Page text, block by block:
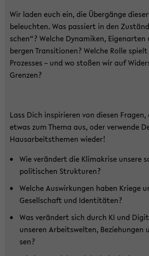
Wir laden euch ein, die Über­gän­ge
be­leuch­ten. Was pas­siert in den
schen“? Wel­che Dy­na­mi­ken,
ber­gen Tran­si­tio­nen? Wel­che Rolle
Pro­zes­ses – und wo sto­ßen wir auf
Gren­zen?
Lass Dich in­spi­rie­ren von die­sen
etwas zum Thema aus, oder ver­wen­de
Haus­ar­beits­the­men wie­der!
Wie ver­än­dert die Kli­ma­kri­se un­se­re
po­li­ti­schen Struk­tu­ren?
Wel­che Aus­wir­kun­gen haben Krie­ge
Ge­sell­schaft und Iden­ti­tä­ten?
Was ver­än­dert sich durch KI und
un­se­ren Ar­beits­wel­ten, Be­zie­hun­gen
sen?